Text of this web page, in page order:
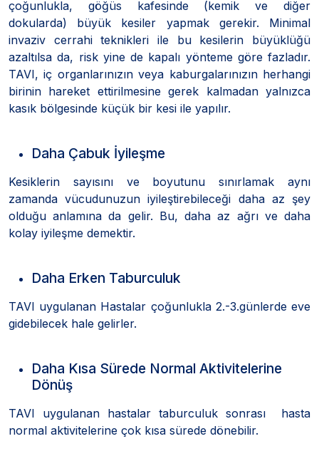
çoğunlukla, göğüs kafesinde (kemik ve diğer
dokularda) büyük kesiler yapmak gerekir. Minimal
invaziv cerrahi teknikleri ile bu kesilerin büyüklüğü
azaltılsa da, risk yine de kapalı yönteme göre fazladır.
TAVI, iç organlarınızın veya kaburgalarınızın herhangi
birinin hareket ettirilmesine gerek kalmadan yalnızca
kasık bölgesinde küçük bir kesi ile yapılır.
Daha Çabuk İyileşme
Kesiklerin sayısını ve boyutunu sınırlamak aynı
zamanda vücudunuzun iyileştirebileceği daha az şey
olduğu anlamına da gelir. Bu, daha az ağrı ve daha
kolay iyileşme demektir.
Daha Erken Taburculuk
TAVI uygulanan Hastalar çoğunlukla 2.-3.günlerde eve
gidebilecek hale gelirler.
Daha Kısa Sürede Normal Aktivitelerine
Dönüş
TAVI uygulanan hastalar taburculuk sonrası hasta
normal aktivitelerine çok kısa sürede dönebilir.